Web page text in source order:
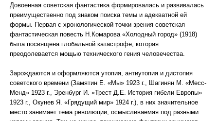
Довоенная советская фантастика формировалась и развивалась
преимущественно под знаком поиска темы и адекватной ей
формы. Первая с хронологической точки зрения советская
фантастическая повесть Н.Комарова «Холодный город» (1918)
была посвящена глобальной катастрофе, которая
преодолевается мощью технического гения человечества.
Зарождаются и оформляются утопия, антиутопия и дистопия
советского времени (Замятин Е. «Мы» 1923 г., Шагинян М. «Месс-
Менд» 1923 г., Эренбург И. «Трест Д.Е. История гибели Европы»
1923 г., Окунев Я. «Грядущий мир» 1924 г.), в них значительное
место занимает тема революции, осмысливаемая под разными